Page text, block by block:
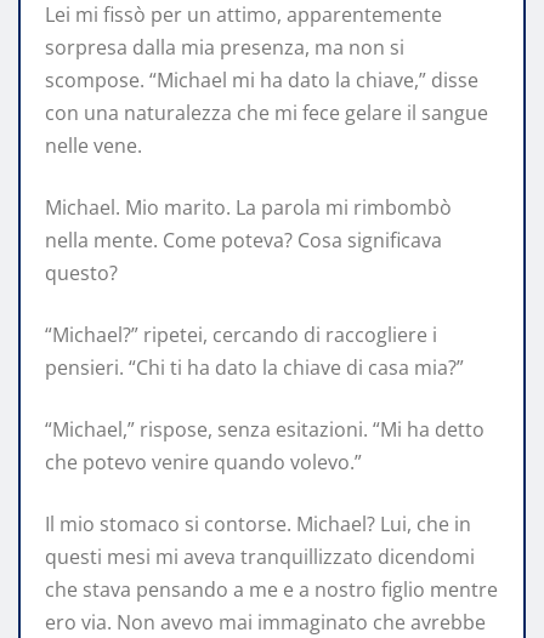
Lei mi fissò per un attimo, apparentemente
sorpresa dalla mia presenza, ma non si
scompose. “Michael mi ha dato la chiave,” disse
con una naturalezza che mi fece gelare il sangue
nelle vene.
Michael. Mio marito. La parola mi rimbombò
nella mente. Come poteva? Cosa significava
questo?
“Michael?” ripetei, cercando di raccogliere i
pensieri. “Chi ti ha dato la chiave di casa mia?”
“Michael,” rispose, senza esitazioni. “Mi ha detto
che potevo venire quando volevo.”
Il mio stomaco si contorse. Michael? Lui, che in
questi mesi mi aveva tranquillizzato dicendomi
che stava pensando a me e a nostro figlio mentre
ero via. Non avevo mai immaginato che avrebbe